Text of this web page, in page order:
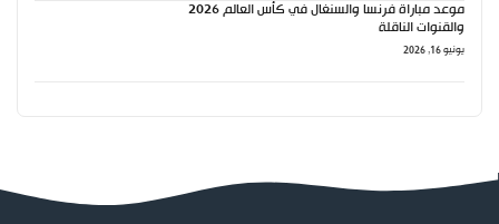
موعد مباراة فرنسا والسنغال في كأس العالم 2026
والقنوات الناقلة
يونيو 16, 2026